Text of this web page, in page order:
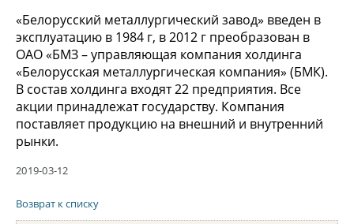
«Белорусский металлургический завод» введен в
эксплуатацию в 1984 г, в 2012 г преобразован в
ОАО «БМЗ – управляющая компания холдинга
«Белорусская металлургическая компания» (БМК).
В состав холдинга входят 22 предприятия. Все
акции принадлежат государству. Компания
поставляет продукцию на внешний и внутренний
рынки.
2019-03-12
Возврат к списку